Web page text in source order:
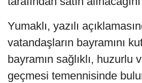
Yumaklı, yazılı
vatandaşların bayramını
bayramın sağlıklı, huzurlu
geçmesi temennisinde